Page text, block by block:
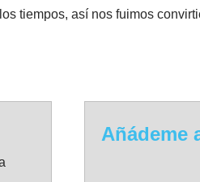
tiempos, así nos fuimos
Añádeme